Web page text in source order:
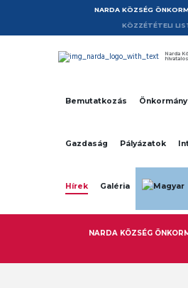
NARDA KÖZSÉG
KÖZZÉTÉTELI
Narda
Bemutatkozás
Gazdaság Pályázatok
Hírek Galéria
NARDA KÖZSÉG